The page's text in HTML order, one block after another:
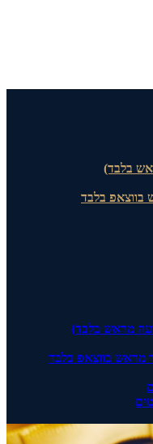
בלבד)
בווצאפ בלבד
מראש בלבד)
מראש בווצאפ בלבד